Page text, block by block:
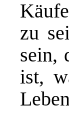
zu
sein,
ist,